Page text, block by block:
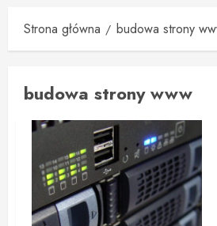
Strona główna budowa strony
budowa strony www